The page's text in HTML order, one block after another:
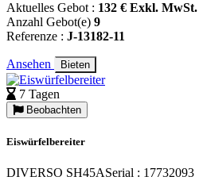
Aktuelles Gebot : 132 € Exkl.
Anzahl Gebot(e) 9
Referenze : J-13182-11
Ansehen Bieten
7 Tagen
Beobachten
Eiswürfelbereiter
DIVERSO SH45ASerial : 17732093